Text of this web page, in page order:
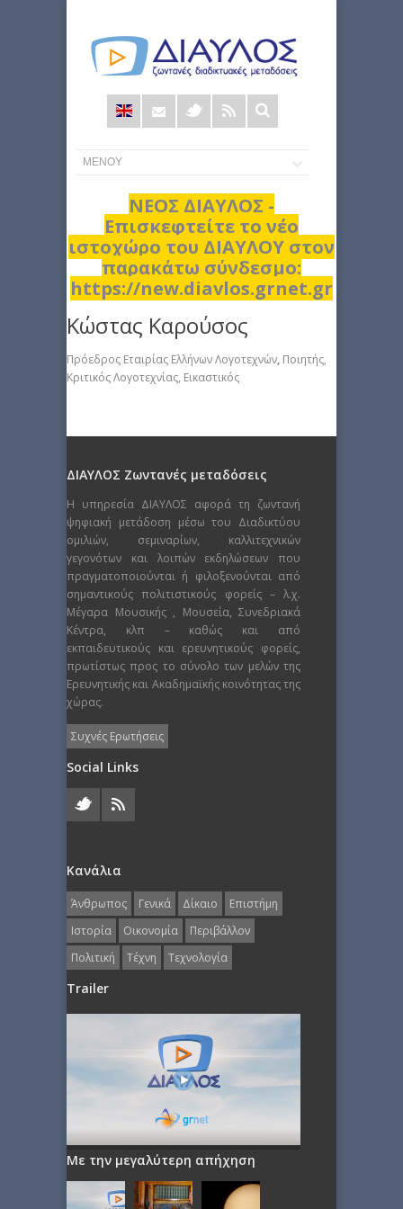
Φόρμα
αναζήτησης
ΝΕΟΣ ΔΙΑΥΛΟΣ -
Επισκεφτείτε το νέο
ιστοχώρο του ΔΙΑΥΛΟΥ στον
παρακάτω σύνδεσμο:
https://new.diavlos.grnet.gr
Κώστας Καρούσος
Πρόεδρος Εταιρίας Ελλήνων Λογοτεχνών, Ποιητής,
Κριτικός Λογοτεχνίας, Εικαστικός
ΔΙΑΥΛΟΣ Ζωντανές μεταδόσεις
Η υπηρεσία ΔΙΑΥΛΟΣ αφορά τη ζωντανή
ψηφιακή μετάδοση μέσω του Διαδικτύου
ομιλιών, σεμιναρίων, καλλιτεχνικών
γεγονότων και λοιπών εκδηλώσεων που
πραγματοποιούνται ή φιλοξενούνται από
σημαντικούς πολιτιστικούς φορείς – λ.χ.
Μέγαρα Μουσικής , Μουσεία, Συνεδριακά
Κέντρα, κλπ – καθώς και από
εκπαιδευτικούς και ερευνητικούς φορείς,
πρωτίστως προς το σύνολο των μελών της
Ερευνητικής και Ακαδημαϊκής κοινότητας της
χώρας.
Συχνές Ερωτήσεις
Social Links
Κανάλια
Άνθρωπος Γενικά Δίκαιο
Επιστήμη
Ιστορία
Οικονομία
Περιβάλλον
Πολιτική
Τέχνη Τεχνολογία
Trailer
Με την μεγαλύτερη απήχηση